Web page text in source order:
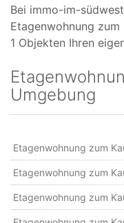
Bei immo-im-
Etagenwohnung zum
1 Objekten Ihren
Umgebung
Etagenwohnung zum
Etagenwohnung zum
Etagenwohnung zum